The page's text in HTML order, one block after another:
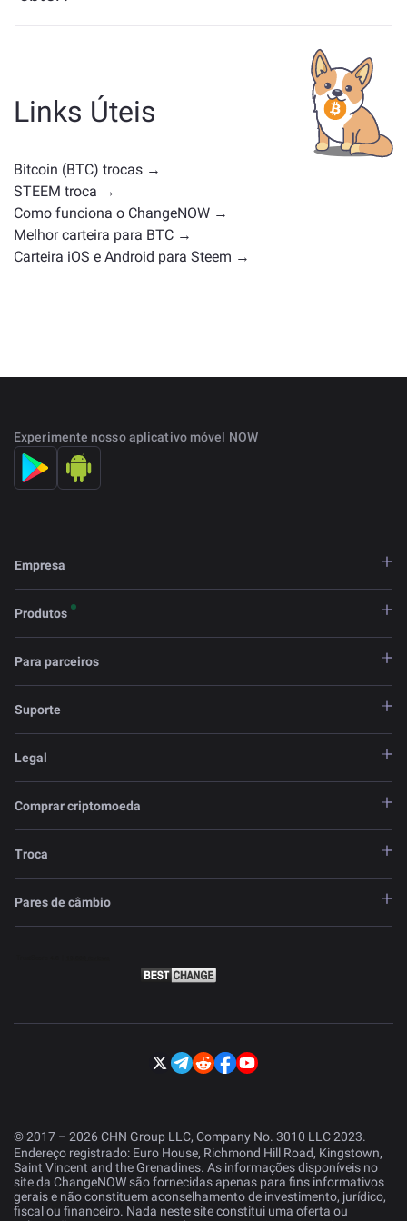
categoria — se é uma stablecoin, token de utilidade,
moeda de governança ou qualquer outro tipo.
Alternativas comuns incluem outras criptomoedas
com casos de uso ou posições de mercado
semelhantes. Confira todos os ativos disponíveis para
troca napágina principal de troca
Links Úteis
Bitcoin (BTC) trocas →
STEEM troca →
Como funciona o ChangeNOW →
Melhor carteira para BTC →
Carteira iOS e Android para Steem →
Experimente nosso aplicativo móvel NOW
Empresa
Produtos
Para parceiros
Suporte
Legal
Comprar criptomoeda
Troca
Pares de câmbio
© 2017 – 2026 CHN Group LLC, Company No. 3010 LLC 2023.
Endereço registrado: Euro House, Richmond Hill Road, Kingstown,
Saint Vincent and the Grenadines. As informações disponíveis no
site da ChangeNOW são fornecidas apenas para fins informativos
gerais e não constituem aconselhamento de investimento, jurídico,
fiscal ou financeiro. Nada neste site constitui uma oferta ou